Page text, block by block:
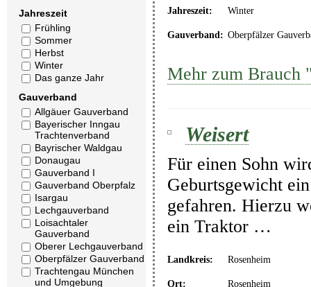
Jahreszeit
Frühling
Sommer
Herbst
Winter
Das ganze Jahr
Gauverband
Allgäuer Gauverband
Bayerischer Inngau
Trachtenverband
Bayrischer Waldgau
Donaugau
Gauverband I
Gauverband Oberpfalz
Isargau
Lechgauverband
Loisachtaler
Gauverband
Oberer Lechgauverband
Oberpfälzer Gauverband
Trachtengau München
und Umgebung
Jahreszeit: Winter
Gauverband: Oberpfälzer
Mehr zum Brauch
Weisert
Für einen Sohn
Geburtsgewicht
gefahren. Hierzu
ein Traktor …
Landkreis: Rosenheim
Ort: Rosenheim